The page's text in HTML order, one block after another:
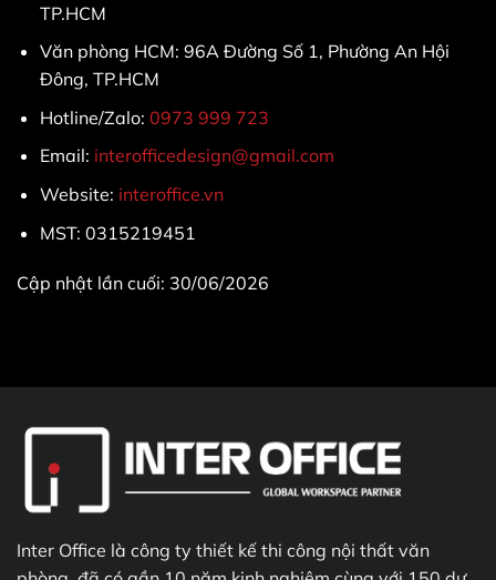
TP.HCM
Văn phòng HCM: 96A Đường Số 1, Phường An Hội
Đông, TP.HCM
Hotline/Zalo: 0973 999 723
Email: interofficedesign@gmail.com
Website: interoffice.vn
MST: 0315219451
Cập nhật lần cuối: 30/06/2026
Inter Office là công ty thiết kế thi công nội thất văn